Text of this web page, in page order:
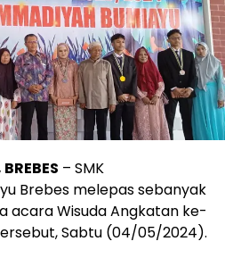
– SMK
Brebes melepas sebanyak
acara Wisuda Angkatan ke-
Sabtu (04/05/2024).